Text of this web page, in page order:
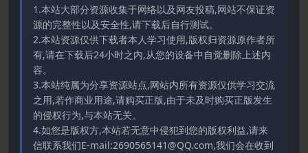
1.本站大部分资源收集于网络以及网友投稿,网站不保证资
源的完整性以及安全性,请下载后自行测试。
2.本站资源仅供下载者本人学习使用,版权归资源原作者所
有,请在下载后24小时之内,从您的设备中自觉删除上述内
容。
3.本站纯属为分享资源站点,网站内所有资源仅供学习交流
之用,若作商业用途,请购买正版,由于未及时购买正版发生
的侵权行为,与本站无关。
4.如您是版权方,本站若无意中侵犯到您的版权利益,请来
信联系我们E-mail:2690565141@QQ.com,我们会在收到